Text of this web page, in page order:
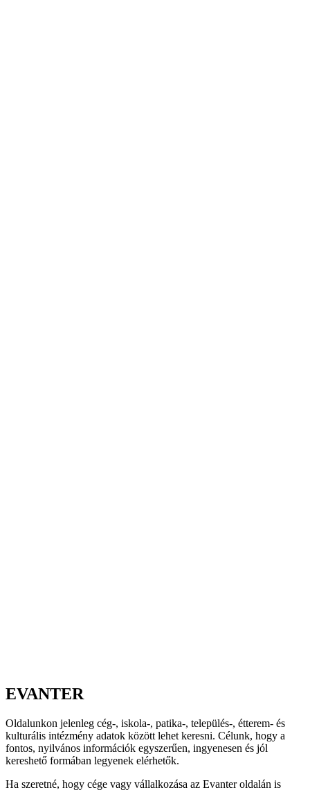
EVANTER
Oldalunkon jelenleg cég-, iskola-, patika-, település-, étterem- és
kulturális intézmény adatok között lehet keresni. Célunk, hogy a
fontos, nyilvános információk egyszerűen, ingyenesen és jól
kereshető formában legyenek elérhetők.
Ha szeretné, hogy cége vagy vállalkozása az Evanter oldalán is